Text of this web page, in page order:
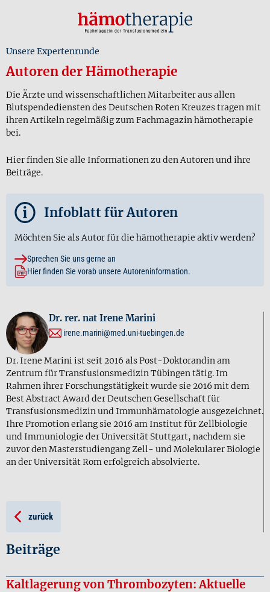
Unsere Expertenrunde
Autoren der Hämotherapie
Die Ärzte und wissenschaftlichen Mitarbeiter aus allen
Blutspendediensten des Deutschen Roten Kreuzes tragen mit
ihren Artikeln regelmäßig zum Fachmagazin hämotherapie
bei.
Hier finden Sie alle Informationen zu den Autoren und ihre
Beiträge.
i Infoblatt für Autoren
Möchten Sie als Autor für die hämotherapie aktiv werden?
Sprechen Sie uns gerne an
Hier finden Sie vorab unsere Autoreninformation.
Dr. rer. nat Irene Marini
irene.marini@med.uni-tuebingen.de
Dr. Irene Marini ist seit 2016 als Post-Doktorandin am
Zentrum für Transfusionsmedizin Tübingen tätig. Im
Rahmen ihrer Forschungstätigkeit wurde sie 2016 mit dem
Best Abstract Award der Deutschen Gesellschaft für
Transfusionsmedizin und Immunhämatologie ausgezeichnet.
Ihre Promotion erlang sie 2016 am Institut für Zellbiologie
und Immuniologie der Universität Stuttgart, nachdem sie
zuvor den Masterstudiengang Zell- und Molekularer Biologie
an der Universität Rom erfolgreich absolvierte.
zurück
Beiträge
Kaltlagerung von Thrombozyten: Aktuelle